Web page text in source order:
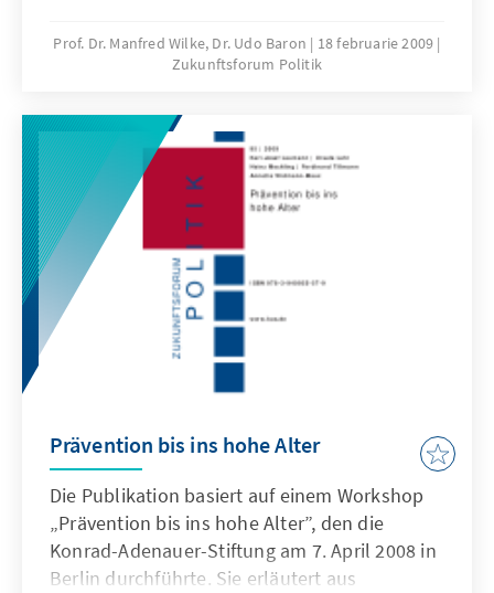
Nachfolgepartei in zentralen Politikfeldern.
Band 94 der Reihe „Zukunftsforum Politik“
der Partei und Band 96 deren Bündnis- und
Koalitionspolitik. Mit den drei Bänden will die
Stiftung Grundlagenkenntnisse vermitteln, die
zur notwendigen inhaltlichen
Auseinandersetzung mit den nicht selten
unrealisierbaren Vorschlägen der Partei „Die
Linke“ befähigen.
Prof. Dr. Manfred Wilke, Dr. Udo Baron
18 februarie 2009
Zukunftsforum Politik
Prävention bis ins hohe Alter
Die Publikation basiert auf einem Workshop
„Prävention bis ins hohe Alter”, den die
Konrad-Adenauer-Stiftung am 7. April 2008 in
Berlin durchführte. Sie erläutert aus